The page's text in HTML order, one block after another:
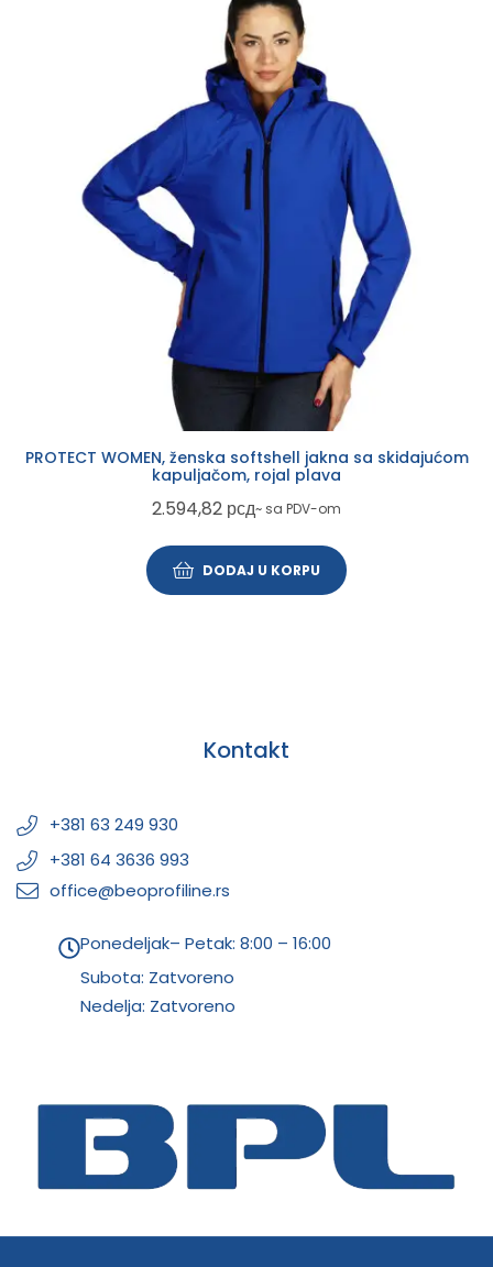
PROTECT WOMEN, ženska softshell jakna sa skidajućom
kapuljačom, rojal plava
2.594,82 рсд~ sa PDV-om
DODAJ U KORPU
Kontakt
+381 63 249 930
+381 64 3636 993
office@beoprofiline.rs
Ponedeljak– Petak: 8:00 – 16:00
Subota: Zatvoreno
Nedelja: Zatvoreno